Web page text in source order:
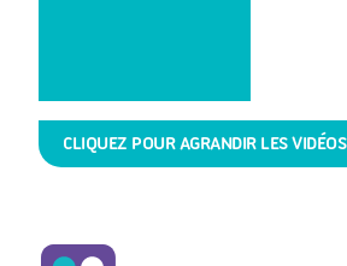
CLIQUEZ POUR AGRANDIR LES VIDÉOS